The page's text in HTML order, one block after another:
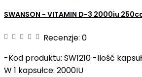
SWANSON - VITAMIN D-3 2000iu
Recenzje: 0
-Kod produktu: SW1210 -Ilość
W 1 kapsułce: 2000IU